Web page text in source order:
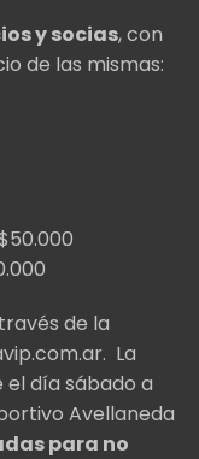
y socias, con
de las mismas:
de la
La
día sábado a
Avellaneda
para no